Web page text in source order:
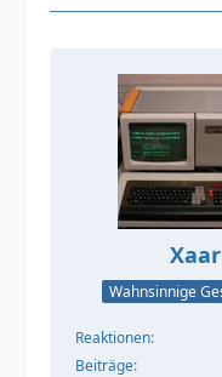
Xaar
Reaktionen
Beiträge